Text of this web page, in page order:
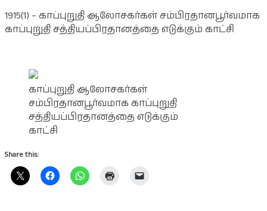
1915(1) – காப்புறுதி ஆலோசகர்கள் சம்பிரதானபூர்வமாக
காப்புறுதி சத்தியப்பிரதானத்தை எடுக்கும் காட்சி
காப்புறுதி ஆலோசகர்கள்
சம்பிரதானபூர்வமாக காப்புறுதி
சத்தியப்பிரதானத்தை எடுக்கும்
காட்சி
Share this: